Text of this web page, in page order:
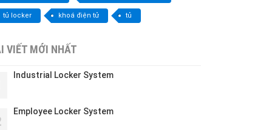
tủ locker khoá điện tử tủ
VIẾT MỚI NHẤT
Industrial Locker System
Employee Locker System